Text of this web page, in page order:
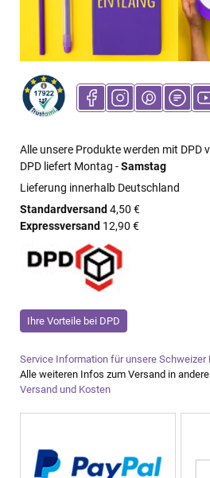
Alle unsere Produkte werden mit DPD
DPD liefert Montag -Samstag
Lieferung innerhalb Deutschland
Standardversand 4,50 €
Expressversand 12,90 €
Ihre Vorteile bei DPD
Service Information für unsere Schweizer
Alle weiteren Infos zum Versand in
Versand und Kosten